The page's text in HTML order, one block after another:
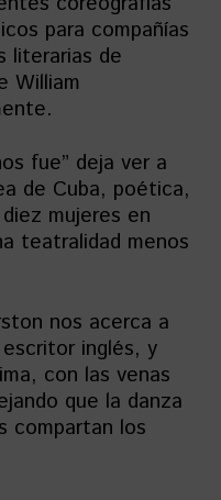
para compañías
literarias de
William
fue” deja ver a
de Cuba, poética,
mujeres en
teatralidad menos
nos acerca a
inglés, y
con las venas
que la danza
compartan los